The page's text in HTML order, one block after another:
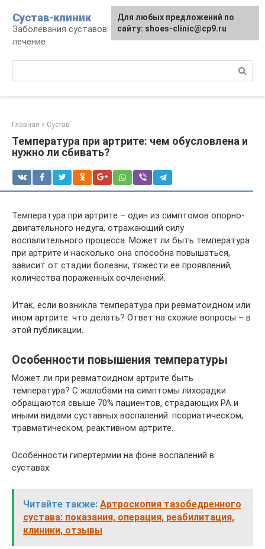
контенту
Сустав-клиник
Заболевания суставов: профилактика и
лечение
Главная » Сустав
Температура при артрите: чем обусловлена и
нужно ли сбивать?
Температура при артрите – один из симптомов опорно-
двигательного недуга, отражающий силу
воспалительного процесса. Может ли быть температура
при артрите и насколько она способна повышаться,
зависит от стадии болезни, тяжести ее проявлений,
количества пораженных сочленений.
Итак, если возникла температура при ревматоидном или
ином артрите: что делать? Ответ на схожие вопросы – в
этой публикации.
Особенности повышения температуры
Может ли при ревматоидном артрите быть
температура? С жалобами на симптомы лихорадки
обращаются свыше 70% пациентов, страдающих РА и
иными видами суставных воспалений: псориатическом,
травматическом, реактивном артрите.
Особенности гипертермии на фоне воспалений в
суставах:
Читайте также: Артроскопия тазобедренного
сустава: показания, операция, реабилитация,
клиники, отзывы
Для любых предложений по
сайту: shoes-clinic@cp9.ru